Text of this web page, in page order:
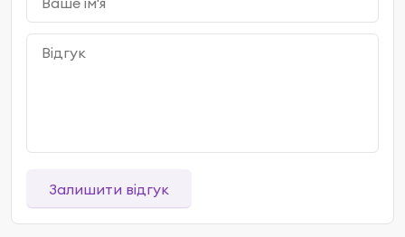
Залишити відгук